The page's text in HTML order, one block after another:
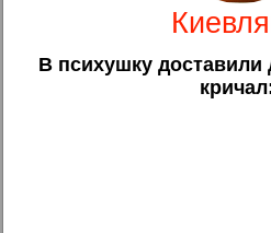
В психушку доставили